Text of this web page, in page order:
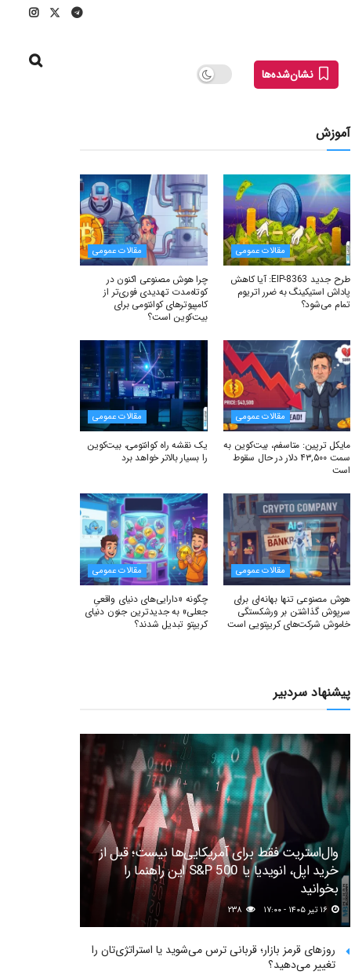
نشان‌شده‌ها
آموزش
مقالات عمومی
طرح جدید EIP-8363: آیا کاهش
پاداش استیکینگ به ضرر اتریوم
تمام می‌شود؟
مقالات عمومی
چرا هوش مصنوعی اکنون در
کوتاه‌مدت تهدیدی فوری‌تر از
کامپیوترهای کوانتومی برای
بیت‌کوین است؟
مقالات عمومی
مایکل ترپین: متاسفم، بیت‌کوین به
سمت ۴۳,۵۰۰ دلار در حال سقوط
است
مقالات عمومی
یک نقشه راه کوانتومی، بیت‌کوین
را بسیار بالاتر خواهد برد
مقالات عمومی
هوش مصنوعی تنها بهانه‌ای برای
سرپوش گذاشتن بر ورشکستگی
خاموش شرکت‌های کریپتویی است
مقالات عمومی
چگونه «دارایی‌های دنیای واقعیِ
جعلی» به جدیدترین جنون دنیای
کریپتو تبدیل شدند؟
پیشنهاد سردبیر
وال‌استریت فقط برای آمریکایی‌ها نیست؛ قبل از
خرید اپل، انویدیا یا S&P 500 این راهنما را
بخوانید
روزهای قرمز بازار؛ قربانی ترس می‌شوید یا استراتژی‌تان را
تغییر می‌دهید؟